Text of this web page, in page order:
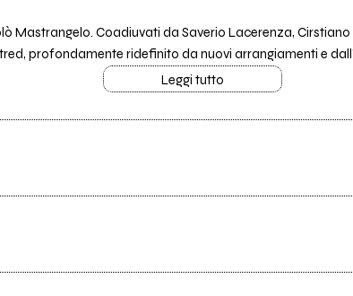
Mastrangelo. Coadiuvati da Saverio Lacerenza,
profondamente ridefinito da nuovi arrangiamenti e
Leggi tutto